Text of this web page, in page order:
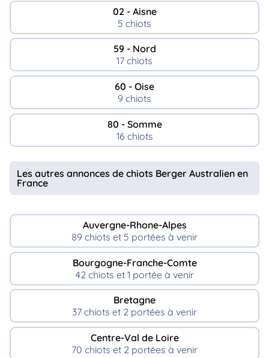
02 - Aisne
5 chiots
59 - Nord
17 chiots
60 - Oise
9 chiots
80 - Somme
16 chiots
Les autres annonces de chiots Berger Australien en
France
Auvergne-Rhone-Alpes
89 chiots et 5 portées à venir
Bourgogne-Franche-Comte
42 chiots et 1 portée à venir
Bretagne
37 chiots et 2 portées à venir
Centre-Val de Loire
70 chiots et 2 portées à venir